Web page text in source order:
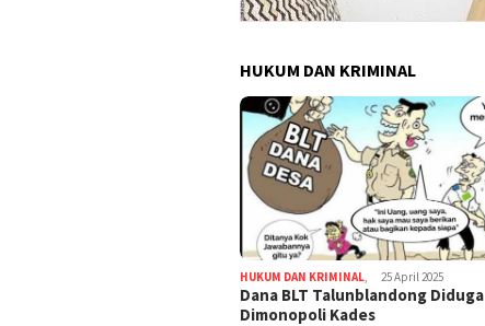
HUKUM DAN KRIMINAL
HUKUM DAN KRIMINAL 25 April 2025
Dana BLT Talunblandong Diduga
Dimonopoli Kades